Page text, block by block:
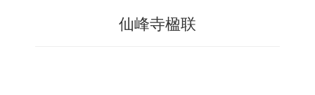
仙峰寺楹联